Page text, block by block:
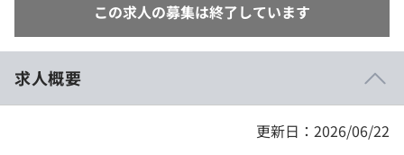
この求人の募集は終了しています
求人概要
更新日：2026/06/22